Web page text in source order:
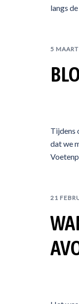
langs
5
Tijdens
dat we
21